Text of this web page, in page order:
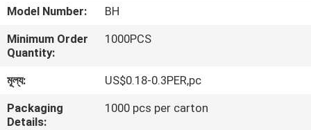
প্রদর্শন
সম্পর্কে
Model Number:
BH
Minimum Order
Quantity:
1000PCS
মূল্য:
US$0.18-0.3PER,pc
Packaging
Details:
1000 pcs per carton